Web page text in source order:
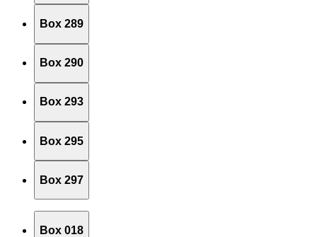
Box 289
Box 290
Box 293
Box 295
Box 297
Box 018